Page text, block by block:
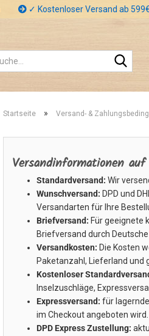
✓ Kostenloser Versand ab
Startseite » Versand- &
Versandinformationen
Standardversand: Wir
Wunschversand: DPD und
Versandarten für Ihre
Briefversand: Für geeignete
Briefversand durch
Versandkosten: Die Kosten
Paketanzahl, Lieferland und
Kostenloser
Inselzuschläge,
Expressversand: für
im Checkout angeboten wird.
DPD Express Zustellung: